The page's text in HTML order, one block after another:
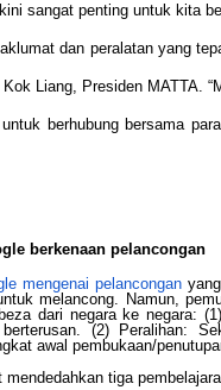
sangat penting untuk kita
dan peralatan yang
Kok Liang, Presiden MATTA.
berhubung bersama
berkenaan pelancongan
mengenai pelancongan
melancong. Namun,
dari negara ke negara:
(2) Peralihan:
awal pembukaan/
tiga